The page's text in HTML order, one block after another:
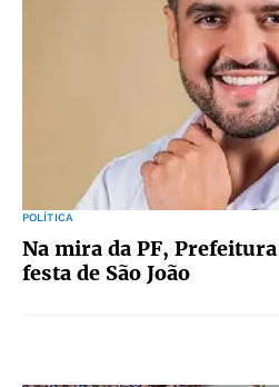
POLÍTICA
Na mira da PF,
festa de São João